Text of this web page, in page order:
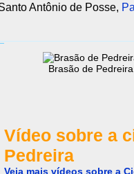
Antônio de Posse,
Brasão de Pedreira
Vídeo sobre a
Pedreira
Veja mais vídeos sobre a